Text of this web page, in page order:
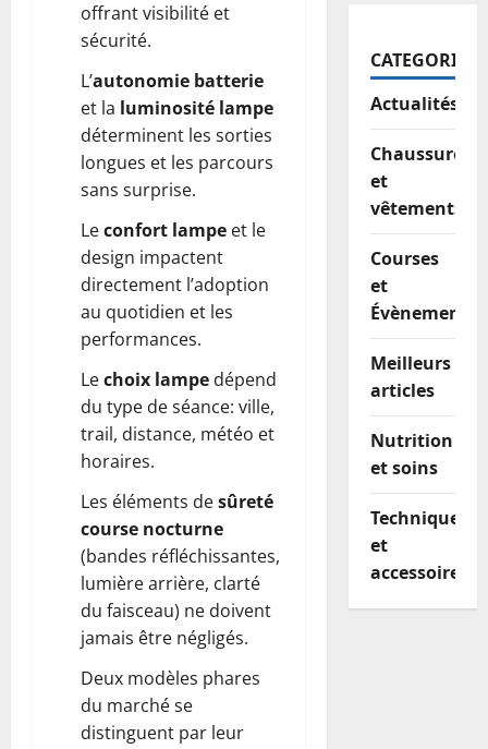
offrant visibilité et
sécurité.
L’autonomie batterie
et la luminosité lampe
déterminent les sorties
longues et les parcours
sans surprise.
Leconfort lampe et le
design impactent
directement l’adoption
au quotidien et les
performances.
Lechoix lampe dépend
du type de séance: ville,
trail, distance, météo et
horaires.
Les éléments desûreté
course nocturne
(bandes réfléchissantes,
lumière arrière, clarté
du faisceau) ne doivent
jamais être négligés.
Deux modèles phares
du marché se
distinguent par leur
CATEGORIES
Actualités
Chaussures
et
vêtements
Courses
et
Évènements
Meilleurs
articles
Nutrition
et soins
Techniques
et
accessoires